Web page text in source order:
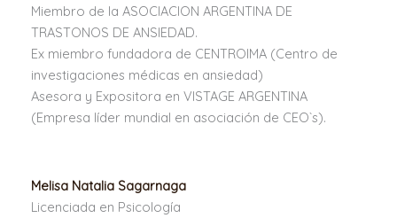
Miembro de la ASOCIACION ARGENTINA DE
TRASTONOS DE ANSIEDAD.
Ex miembro fundadora de CENTROIMA (Centro de
investigaciones médicas en ansiedad)
Asesora y Expositora en VISTAGE ARGENTINA
(Empresa líder mundial en asociación de CEO`s).
Melisa Natalia Sagarnaga
Licenciada en Psicología